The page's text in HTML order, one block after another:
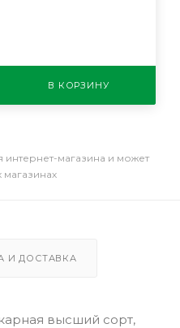
В КОРЗИНУ
интернет-магазина и может
магазинах
И ДОСТАВКА
высший сорт,